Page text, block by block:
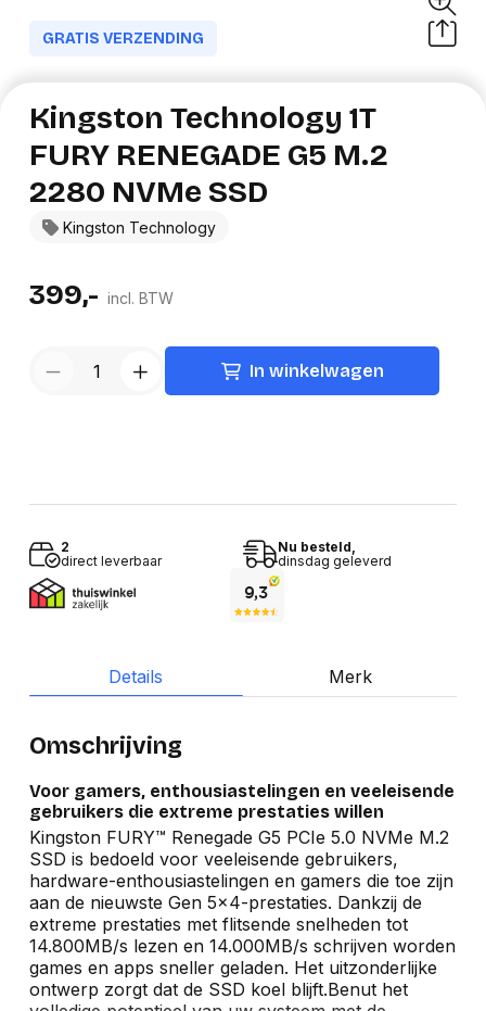
GRATIS VERZENDING
Kingston Technology
Kingston Technology 1T
FURY RENEGADE G5 M.2
2280 NVMe SSD
399,- incl. BTW
In winkelwagen
2
direct leverbaar
Nu besteld,
dinsdag geleverd
Details Merk
Omschrijving
Voor gamers, enthousiastelingen en veeleisende
gebruikers die extreme prestaties willen
Kingston FURY™ Renegade G5 PCIe 5.0 NVMe M.2
SSD is bedoeld voor veeleisende gebruikers,
hardware-enthousiastelingen en gamers die toe zijn
aan de nieuwste Gen 5x4-prestaties. Dankzij de
extreme prestaties met flitsende snelheden tot
14.800MB/s lezen en 14.000MB/s schrijven worden
games en apps sneller geladen. Het uitzonderlijke
ontwerp zorgt dat de SSD koel blijft.Benut het